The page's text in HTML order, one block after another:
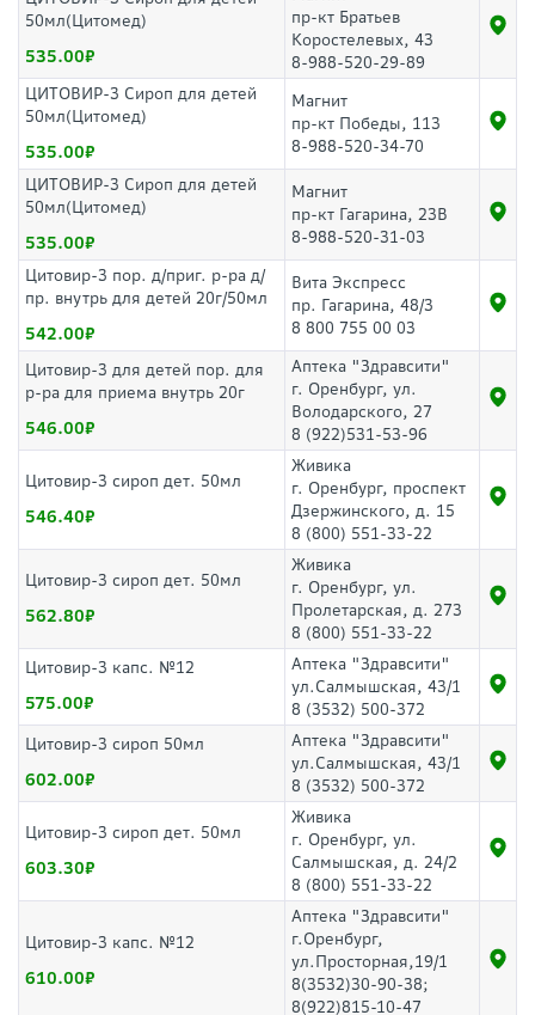
50мл(Цитомед)
535.00
пр-кт Братьев
Коростелевых, 43
8-988-520-29-89
ЦИТОВИР-3 Сироп для детей
50мл(Цитомед)
535.00
Магнит
пр-кт Победы, 113
8-988-520-34-70
ЦИТОВИР-3 Сироп для детей
50мл(Цитомед)
535.00
Магнит
пр-кт Гагарина, 23В
8-988-520-31-03
Цитовир-3 пор. д/приг. р-ра д/
пр. внутрь для детей 20г/50мл
542.00
Вита Экспресс
пр. Гагарина, 48/3
8 800 755 00 03
Цитовир-3 для детей пор. для
р-ра для приема внутрь 20г
546.00
Аптека "Здравсити"
г. Оренбург, ул.
Володарского, 27
8 (922)531-53-96
Цитовир-3 сироп дет. 50мл
546.40
Живика
г. Оренбург, проспект
Дзержинского, д. 15
8 (800) 551-33-22
Цитовир-3 сироп дет. 50мл
562.80
Живика
г. Оренбург, ул.
Пролетарская, д. 273
8 (800) 551-33-22
Цитовир-3 капс. №12
575.00
Аптека "Здравсити"
ул.Салмышская, 43/1
8 (3532) 500-372
Цитовир-3 сироп 50мл
602.00
Аптека "Здравсити"
ул.Салмышская, 43/1
8 (3532) 500-372
Цитовир-3 сироп дет. 50мл
603.30
Живика
г. Оренбург, ул.
Салмышская, д. 24/2
8 (800) 551-33-22
Цитовир-3 капс. №12
610.00
Аптека "Здравсити"
г.Оренбург,
ул.Просторная,19/1
8(3532)30-90-38;
8(922)815-10-47